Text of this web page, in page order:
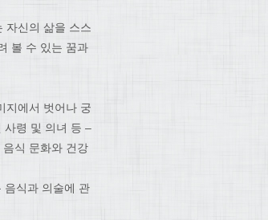
자신의 삶을 스스
볼 수 있는 꿈과
지에서 벗어나 궁
사령 및 의녀 등 –
식 문화와 건강
음식과 의술에 관